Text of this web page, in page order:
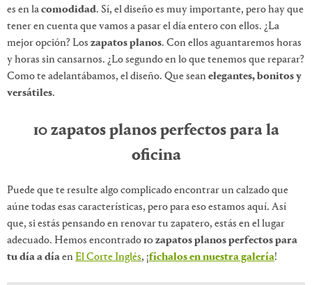
es en lacomodidad. Sí, el diseño es muy importante, pero hay que
tener en cuenta que vamos a pasar el día entero con ellos. ¿La
mejor opción? Los zapatos planos. Con ellos aguantaremos horas
y horas sin cansarnos. ¿Lo segundo en lo que tenemos que reparar?
Como te adelantábamos, el diseño. Que seanelegantes, bonitos y
versátiles.
10 zapatos planos perfectos para la
oficina
Puede que te resulte algo complicado encontrar un calzado que
aúne todas esas características, pero para eso estamos aquí. Así
que, si estás pensando en renovar tu zapatero, estás en el lugar
adecuado. Hemos encontrado10 zapatos planos perfectos para
tu día a díaenEl Corte Inglés, ¡fíchalos en nuestra galería!